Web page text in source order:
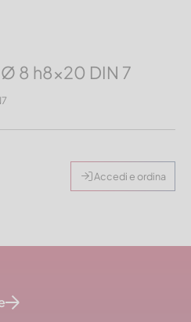
8 h8x20 DIN 7
Accedi e ordina